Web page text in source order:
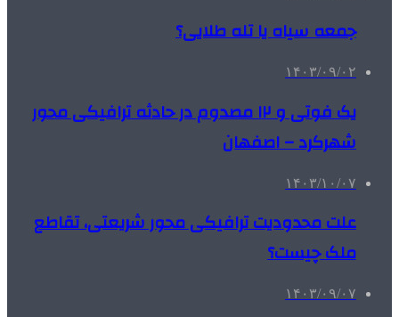
جمعه سیاه یا تله طلایی؟
۱۴۰۳/۰۹/۰۲
یک فوتی و ۱۲ مصدوم در حادثه ترافیکی محور
شهرکرد – اصفهان
۱۴۰۳/۱۰/۰۷
علت محدودیت ترافیکی محور شریعتی، تقاطع
ملک چیست؟
۱۴۰۳/۰۹/۰۷